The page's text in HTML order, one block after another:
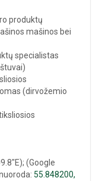
produktų
mašinos bei
specialistas
(dirvožemio
(Google
55.848200,